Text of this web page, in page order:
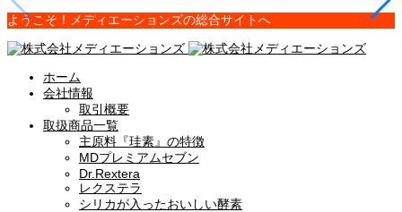
ようこそ！メディエーションズの総合サイトへ
ホーム
会社情報
取引概要
取扱商品一覧
主原料『珪素』の特徴
MDプレミアムセブン
Dr.Rextera
レクステラ
シリカが入ったおいしい酵素